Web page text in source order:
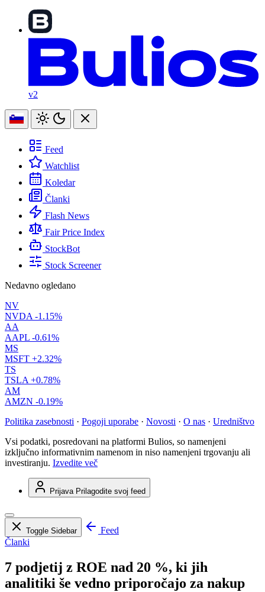
v2
Feed
Watchlist
Koledar
Članki
Flash News
Fair Price Index
StockBot
Stock Screener
Nedavno ogledano
NV
NVDA -1.15%
AA
AAPL -0.61%
MS
MSFT +2.32%
TS
TSLA +0.78%
AM
AMZN -0.19%
Politika zasebnosti · Pogoji uporabe · Novosti · O nas · Uredništvo
Vsi podatki, posredovani na platformi Bulios, so namenjeni
izključno informativnim namenom in niso namenjeni trgovanju ali
investiranju. Izvedite več
Prijava Prilagodite svoj feed
Toggle Sidebar
Feed
Članki
7 podjetij z ROE nad 20 %, ki jih
analitiki še vedno priporočajo za nakup